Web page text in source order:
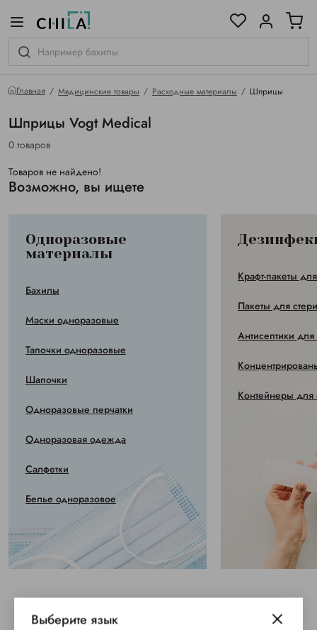
Главная Медицинские товары Расходные материалы Шприцы
Шприцы Vogt Medical
0 товаров
Товаров не найдено!
Возможно, вы ищете
Одноразовые
материалы
Бахилы
Маски одноразовые
Тапочки одноразовые
Шапочки
Одноразовые перчатки
Одноразовая одежда
Салфетки
Белье одноразовое
Крафт-пакеты
Пакеты для
Антисептики для
Контейнеры для
гамме
Выберите язык